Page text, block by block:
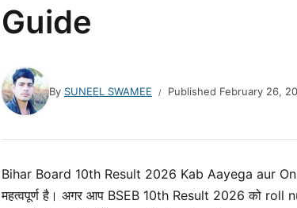
Guide
By SUNEEL SWAMEE Published February 26,
Bihar Board 10th Result 2026 Kab Aayega aur
महत्वपूर्ण है। अगर आप BSEB 10th Result 2026 को roll